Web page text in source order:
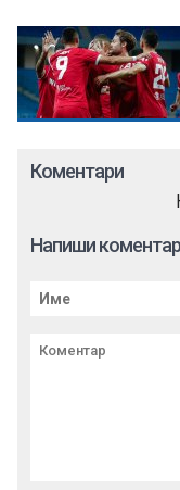
Коментари
Напиши коментар